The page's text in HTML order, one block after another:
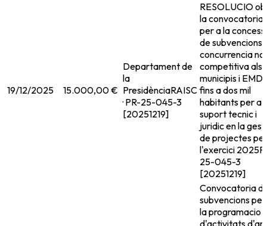
19/12/2025 15.000,00 €
Departament de
la
PresidènciaRAISC
· PR-25-045-3
[20251219]
RESOLUCIO
la convocatoria
per a la
de subvencions
concurrencia no
competitiva als
municipis i EMD
fins a dos mil
habitants per a
suport tecnic i
juridic en la
de projectes
l'exercici 2025
25-045-3
[20251219]
Convocatoria
subvencions
la programacio